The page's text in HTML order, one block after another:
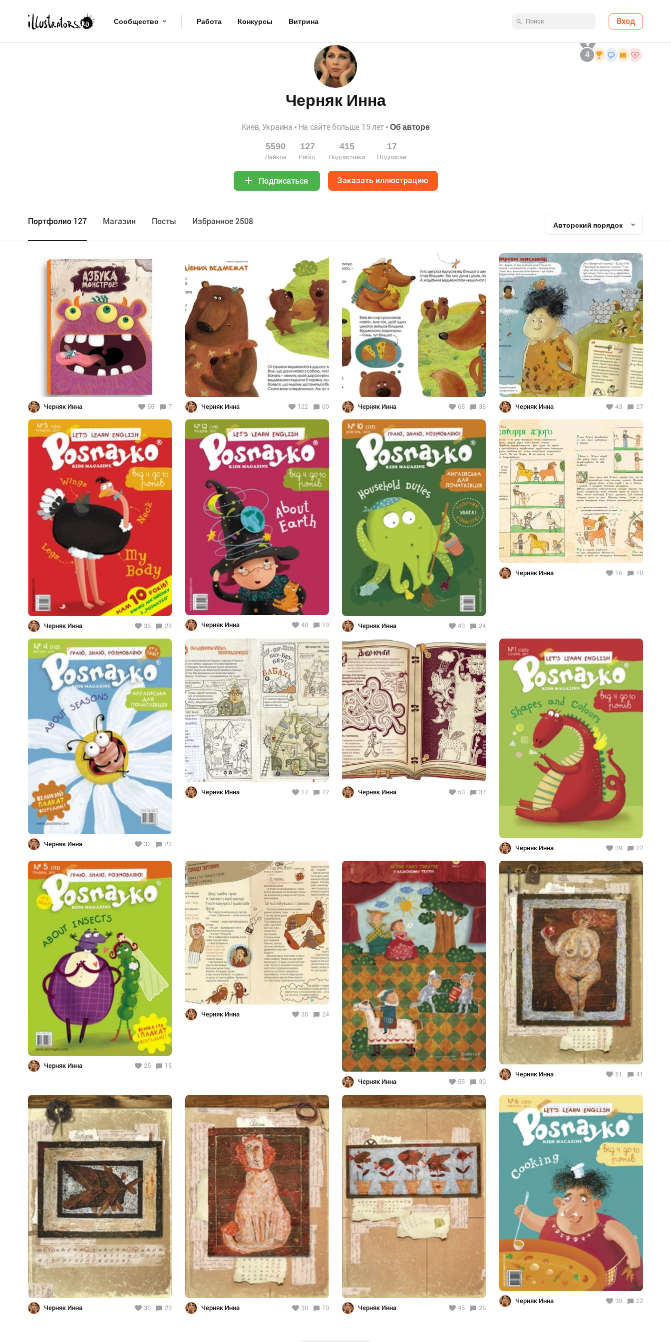
Сообщество Работа Конкурсы Витрина Вход
4
Черняк Инна
Киев, Украина На сайте больше 15 лет Об авторе
5590
Лайков
127
Работ
415
Подписчики
17
Подписан
Подписаться Заказать иллюстрацию
Портфолио 127 Maгазин Посты Избранное 2508 Авторский порядок
Черняк Инна 55 7 Черняк Инна 122 69 Черняк Инна 65 38 Черняк Инна 43 27
Черняк Инна 36 28 Черняк Инна 40 19 Черняк Инна 43 24
Черняк Инна 16 10
Черняк Инна 32 22
Черняк Инна 17 12 Черняк Инна 53 37
Черняк Инна 39 22
Черняк Инна 25 15
Черняк Инна 35 24
Черняк Инна 55 39
Черняк Инна 51 41
Черняк Инна 36 28 Черняк Инна 30 19 Черняк Инна 45 26
Черняк Инна 39 22